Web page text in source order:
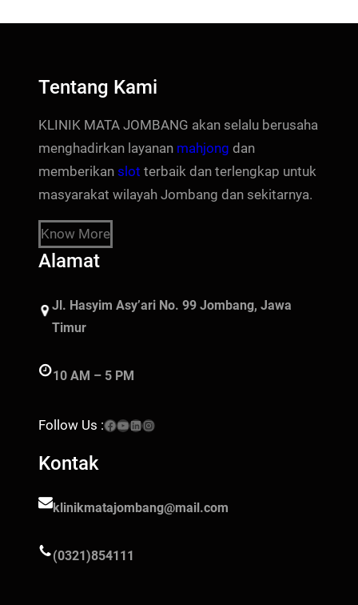
Tentang Kami
KLINIK MATA JOMBANG akan selalu berusaha
menghadirkan layanan mahjong dan
memberikan slot terbaik dan terlengkap untuk
masyarakat wilayah Jombang dan sekitarnya.
Know More
Alamat
Jl. Hasyim Asy’ari No. 99 Jombang, Jawa
Timur
10 AM – 5 PM
Follow Us :Facebook YouTube LinkedIn Instagram
Kontak
klinikmatajombang@mail.com
(0321)854111